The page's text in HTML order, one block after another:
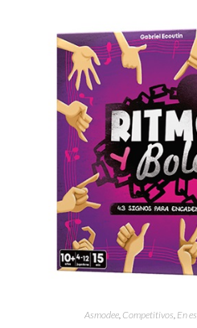
Asmodee, Competitivos En